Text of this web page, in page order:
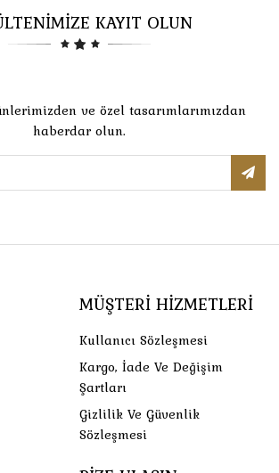
KAYIT OLUN
ve özel tasarımlarımızdan
haberdar olun.
MÜŞTERI HIZMETLERI
Kullanıcı Sözleşmesi
Kargo, İade Ve Değişim
Şartları
Gizlilik Ve Güvenlik
Sözleşmesi